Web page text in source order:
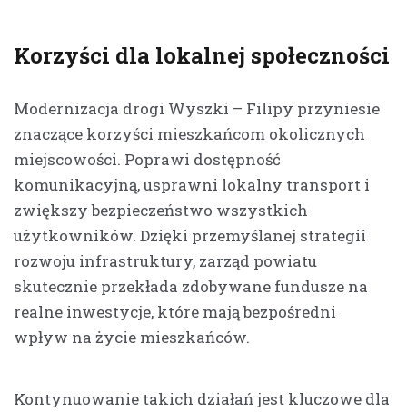
Korzyści dla lokalnej społeczności
Modernizacja drogi Wyszki – Filipy przyniesie
znaczące korzyści mieszkańcom okolicznych
miejscowości. Poprawi dostępność
komunikacyjną, usprawni lokalny transport i
zwiększy bezpieczeństwo wszystkich
użytkowników. Dzięki przemyślanej strategii
rozwoju infrastruktury, zarząd powiatu
skutecznie przekłada zdobywane fundusze na
realne inwestycje, które mają bezpośredni
wpływ na życie mieszkańców.
Kontynuowanie takich działań jest kluczowe dla